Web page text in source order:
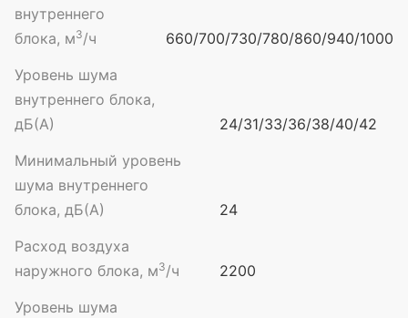
внутреннего
блока, м3/ч
660/700/730/780/860/940/1000
Уровень шума
внутреннего блока,
дБ(А)
24/31/33/36/38/40/42
Минимальный уровень
шума внутреннего
блока, дБ(А)
24
Расход воздуха
наружного блока, м3/ч
2200
Уровень шума